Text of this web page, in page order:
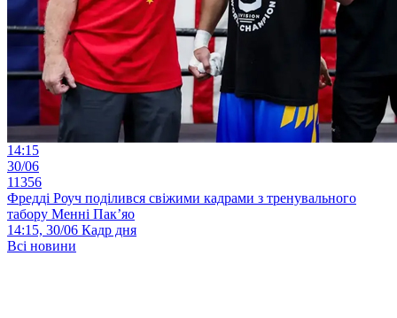
14:15
30/06
11356
Фредді Роуч поділився свіжими кадрами з тренувального
табору Менні Пак’яо
14:15, 30/06 Кадр дня
Всі новини